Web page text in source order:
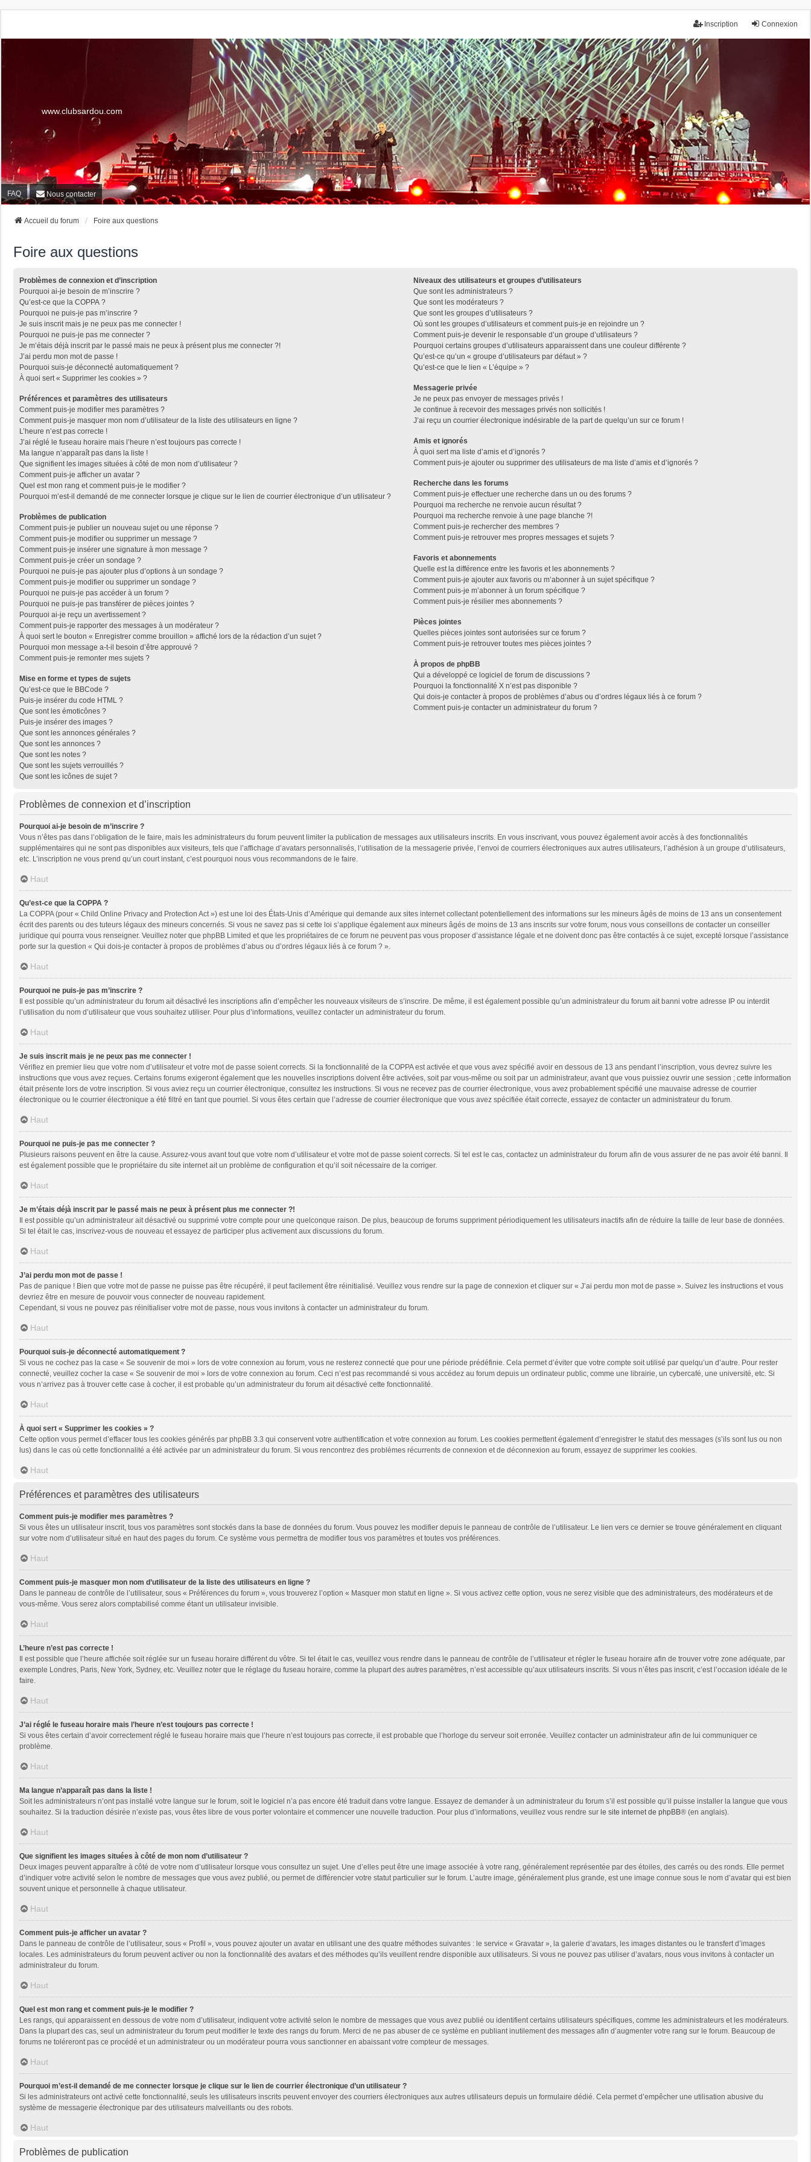
Connexion
Inscription
www.clubsardou.com
FAQ Nous contacter
Accueil du forum Foire aux questions
Foire aux questions
Problèmes de connexion et d’inscription
Pourquoi ai-je besoin de m’inscrire ?
Qu’est-ce que la COPPA ?
Pourquoi ne puis-je pas m’inscrire ?
Je suis inscrit mais je ne peux pas me connecter !
Pourquoi ne puis-je pas me connecter ?
Je m’étais déjà inscrit par le passé mais ne peux à présent plus me connecter ?!
J’ai perdu mon mot de passe !
Pourquoi suis-je déconnecté automatiquement ?
À quoi sert « Supprimer les cookies » ?
Préférences et paramètres des utilisateurs
Comment puis-je modifier mes paramètres ?
Comment puis-je masquer mon nom d’utilisateur de la liste des utilisateurs en ligne ?
L’heure n’est pas correcte !
J’ai réglé le fuseau horaire mais l’heure n’est toujours pas correcte !
Ma langue n’apparaît pas dans la liste !
Que signifient les images situées à côté de mon nom d’utilisateur ?
Comment puis-je afficher un avatar ?
Quel est mon rang et comment puis-je le modifier ?
Pourquoi m’est-il demandé de me connecter lorsque je clique sur le lien de courrier électronique d’un utilisateur ?
Problèmes de publication
Comment puis-je publier un nouveau sujet ou une réponse ?
Comment puis-je modifier ou supprimer un message ?
Comment puis-je insérer une signature à mon message ?
Comment puis-je créer un sondage ?
Pourquoi ne puis-je pas ajouter plus d’options à un sondage ?
Comment puis-je modifier ou supprimer un sondage ?
Pourquoi ne puis-je pas accéder à un forum ?
Pourquoi ne puis-je pas transférer de pièces jointes ?
Pourquoi ai-je reçu un avertissement ?
Comment puis-je rapporter des messages à un modérateur ?
À quoi sert le bouton « Enregistrer comme brouillon » affiché lors de la rédaction d’un sujet ?
Pourquoi mon message a-t-il besoin d’être approuvé ?
Comment puis-je remonter mes sujets ?
Mise en forme et types de sujets
Qu’est-ce que le BBCode ?
Puis-je insérer du code HTML ?
Que sont les émoticônes ?
Puis-je insérer des images ?
Que sont les annonces générales ?
Que sont les annonces ?
Que sont les notes ?
Que sont les sujets verrouillés ?
Que sont les icônes de sujet ?
Niveaux des utilisateurs et groupes d’utilisateurs
Que sont les administrateurs ?
Que sont les modérateurs ?
Que sont les groupes d’utilisateurs ?
Où sont les groupes d’utilisateurs et comment puis-je en rejoindre un ?
Comment puis-je devenir le responsable d’un groupe d’utilisateurs ?
Pourquoi certains groupes d’utilisateurs apparaissent dans une couleur différente ?
Qu’est-ce qu’un « groupe d’utilisateurs par défaut » ?
Qu’est-ce que le lien « L’équipe » ?
Messagerie privée
Je ne peux pas envoyer de messages privés !
Je continue à recevoir des messages privés non sollicités !
J’ai reçu un courrier électronique indésirable de la part de quelqu’un sur ce forum !
Amis et ignorés
À quoi sert ma liste d’amis et d’ignorés ?
Comment puis-je ajouter ou supprimer des utilisateurs de ma liste d’amis et d’ignorés ?
Recherche dans les forums
Comment puis-je effectuer une recherche dans un ou des forums ?
Pourquoi ma recherche ne renvoie aucun résultat ?
Pourquoi ma recherche renvoie à une page blanche ?!
Comment puis-je rechercher des membres ?
Comment puis-je retrouver mes propres messages et sujets ?
Favoris et abonnements
Quelle est la différence entre les favoris et les abonnements ?
Comment puis-je ajouter aux favoris ou m’abonner à un sujet spécifique ?
Comment puis-je m’abonner à un forum spécifique ?
Comment puis-je résilier mes abonnements ?
Pièces jointes
Quelles pièces jointes sont autorisées sur ce forum ?
Comment puis-je retrouver toutes mes pièces jointes ?
À propos de phpBB
Qui a développé ce logiciel de forum de discussions ?
Pourquoi la fonctionnalité X n’est pas disponible ?
Qui dois-je contacter à propos de problèmes d’abus ou d’ordres légaux liés à ce forum ?
Comment puis-je contacter un administrateur du forum ?
Problèmes de connexion et d’inscription
Pourquoi ai-je besoin de m’inscrire ?
Vous n’êtes pas dans l’obligation de le faire, mais les administrateurs du forum peuvent limiter la publication de messages aux utilisateurs inscrits. En vous inscrivant, vous pouvez également avoir accès à des fonctionnalités
supplémentaires qui ne sont pas disponibles aux visiteurs, tels que l’affichage d’avatars personnalisés, l’utilisation de la messagerie privée, l’envoi de courriers électroniques aux autres utilisateurs, l’adhésion à un groupe d’utilisateurs,
etc. L’inscription ne vous prend qu’un court instant, c’est pourquoi nous vous recommandons de le faire.
Haut
Qu’est-ce que la COPPA ?
La COPPA (pour « Child Online Privacy and Protection Act ») est une loi des États-Unis d’Amérique qui demande aux sites internet collectant potentiellement des informations sur les mineurs âgés de moins de 13 ans un consentement
écrit des parents ou des tuteurs légaux des mineurs concernés. Si vous ne savez pas si cette loi s’applique également aux mineurs âgés de moins de 13 ans inscrits sur votre forum, nous vous conseillons de contacter un conseiller
juridique qui pourra vous renseigner. Veuillez noter que phpBB Limited et que les propriétaires de ce forum ne peuvent pas vous proposer d’assistance légale et ne doivent donc pas être contactés à ce sujet, excepté lorsque l’assistance
porte sur la question « Qui dois-je contacter à propos de problèmes d’abus ou d’ordres légaux liés à ce forum ? ».
Haut
Pourquoi ne puis-je pas m’inscrire ?
Il est possible qu’un administrateur du forum ait désactivé les inscriptions afin d’empêcher les nouveaux visiteurs de s’inscrire. De même, il est également possible qu’un administrateur du forum ait banni votre adresse IP ou interdit
l’utilisation du nom d’utilisateur que vous souhaitez utiliser. Pour plus d’informations, veuillez contacter un administrateur du forum.
Haut
Je suis inscrit mais je ne peux pas me connecter !
Vérifiez en premier lieu que votre nom d’utilisateur et votre mot de passe soient corrects. Si la fonctionnalité de la COPPA est activée et que vous avez spécifié avoir en dessous de 13 ans pendant l’inscription, vous devrez suivre les
instructions que vous avez reçues. Certains forums exigeront également que les nouvelles inscriptions doivent être activées, soit par vous-même ou soit par un administrateur, avant que vous puissiez ouvrir une session ; cette information
était présente lors de votre inscription. Si vous aviez reçu un courrier électronique, consultez les instructions. Si vous ne recevez pas de courrier électronique, vous avez probablement spécifié une mauvaise adresse de courrier
électronique ou le courrier électronique a été filtré en tant que pourriel. Si vous êtes certain que l’adresse de courrier électronique que vous avez spécifiée était correcte, essayez de contacter un administrateur du forum.
Haut
Pourquoi ne puis-je pas me connecter ?
Plusieurs raisons peuvent en être la cause. Assurez-vous avant tout que votre nom d’utilisateur et votre mot de passe soient corrects. Si tel est le cas, contactez un administrateur du forum afin de vous assurer de ne pas avoir été banni. Il
est également possible que le propriétaire du site internet ait un problème de configuration et qu’il soit nécessaire de la corriger.
Haut
Je m’étais déjà inscrit par le passé mais ne peux à présent plus me connecter ?!
Il est possible qu’un administrateur ait désactivé ou supprimé votre compte pour une quelconque raison. De plus, beaucoup de forums suppriment périodiquement les utilisateurs inactifs afin de réduire la taille de leur base de données.
Si tel était le cas, inscrivez-vous de nouveau et essayez de participer plus activement aux discussions du forum.
Haut
J’ai perdu mon mot de passe !
Pas de panique ! Bien que votre mot de passe ne puisse pas être récupéré, il peut facilement être réinitialisé. Veuillez vous rendre sur la page de connexion et cliquer sur « J’ai perdu mon mot de passe ». Suivez les instructions et vous
devriez être en mesure de pouvoir vous connecter de nouveau rapidement.
Cependant, si vous ne pouvez pas réinitialiser votre mot de passe, nous vous invitons à contacter un administrateur du forum.
Haut
Pourquoi suis-je déconnecté automatiquement ?
Si vous ne cochez pas la case « Se souvenir de moi » lors de votre connexion au forum, vous ne resterez connecté que pour une période prédéfinie. Cela permet d’éviter que votre compte soit utilisé par quelqu’un d’autre. Pour rester
connecté, veuillez cocher la case « Se souvenir de moi » lors de votre connexion au forum. Ceci n’est pas recommandé si vous accédez au forum depuis un ordinateur public, comme une librairie, un cybercafé, une université, etc. Si
vous n’arrivez pas à trouver cette case à cocher, il est probable qu’un administrateur du forum ait désactivé cette fonctionnalité.
Haut
À quoi sert « Supprimer les cookies » ?
Cette option vous permet d’effacer tous les cookies générés par phpBB 3.3 qui conservent votre authentification et votre connexion au forum. Les cookies permettent également d’enregistrer le statut des messages (s’ils sont lus ou non
lus) dans le cas où cette fonctionnalité a été activée par un administrateur du forum. Si vous rencontrez des problèmes récurrents de connexion et de déconnexion au forum, essayez de supprimer les cookies.
Haut
Préférences et paramètres des utilisateurs
Comment puis-je modifier mes paramètres ?
Si vous êtes un utilisateur inscrit, tous vos paramètres sont stockés dans la base de données du forum. Vous pouvez les modifier depuis le panneau de contrôle de l’utilisateur. Le lien vers ce dernier se trouve généralement en cliquant
sur votre nom d’utilisateur situé en haut des pages du forum. Ce système vous permettra de modifier tous vos paramètres et toutes vos préférences.
Haut
Comment puis-je masquer mon nom d’utilisateur de la liste des utilisateurs en ligne ?
Dans le panneau de contrôle de l’utilisateur, sous « Préférences du forum », vous trouverez l’option « Masquer mon statut en ligne ». Si vous activez cette option, vous ne serez visible que des administrateurs, des modérateurs et de
vous-même. Vous serez alors comptabilisé comme étant un utilisateur invisible.
Haut
L’heure n’est pas correcte !
Il est possible que l’heure affichée soit réglée sur un fuseau horaire différent du vôtre. Si tel était le cas, veuillez vous rendre dans le panneau de contrôle de l’utilisateur et régler le fuseau horaire afin de trouver votre zone adéquate, par
exemple Londres, Paris, New York, Sydney, etc. Veuillez noter que le réglage du fuseau horaire, comme la plupart des autres paramètres, n’est accessible qu’aux utilisateurs inscrits. Si vous n’êtes pas inscrit, c’est l’occasion idéale de le
faire.
Haut
J’ai réglé le fuseau horaire mais l’heure n’est toujours pas correcte !
Si vous êtes certain d’avoir correctement réglé le fuseau horaire mais que l’heure n’est toujours pas correcte, il est probable que l’horloge du serveur soit erronée. Veuillez contacter un administrateur afin de lui communiquer ce
problème.
Haut
Ma langue n’apparaît pas dans la liste !
Soit les administrateurs n’ont pas installé votre langue sur le forum, soit le logiciel n’a pas encore été traduit dans votre langue. Essayez de demander à un administrateur du forum s’il est possible qu’il puisse installer la langue que vous
souhaitez. Si la traduction désirée n’existe pas, vous êtes libre de vous porter volontaire et commencer une nouvelle traduction. Pour plus d’informations, veuillez vous rendre sur le site internet de phpBB® (en anglais).
Haut
Que signifient les images situées à côté de mon nom d’utilisateur ?
Deux images peuvent apparaître à côté de votre nom d’utilisateur lorsque vous consultez un sujet. Une d’elles peut être une image associée à votre rang, généralement représentée par des étoiles, des carrés ou des ronds. Elle permet
d’indiquer votre activité selon le nombre de messages que vous avez publié, ou permet de différencier votre statut particulier sur le forum. L’autre image, généralement plus grande, est une image connue sous le nom d’avatar qui est bien
souvent unique et personnelle à chaque utilisateur.
Haut
Comment puis-je afficher un avatar ?
Dans le panneau de contrôle de l’utilisateur, sous « Profil », vous pouvez ajouter un avatar en utilisant une des quatre méthodes suivantes : le service « Gravatar », la galerie d’avatars, les images distantes ou le transfert d’images
locales. Les administrateurs du forum peuvent activer ou non la fonctionnalité des avatars et des méthodes qu’ils veuillent rendre disponible aux utilisateurs. Si vous ne pouvez pas utiliser d’avatars, nous vous invitons à contacter un
administrateur du forum.
Haut
Quel est mon rang et comment puis-je le modifier ?
Les rangs, qui apparaissent en dessous de votre nom d’utilisateur, indiquent votre activité selon le nombre de messages que vous avez publié ou identifient certains utilisateurs spécifiques, comme les administrateurs et les modérateurs.
Dans la plupart des cas, seul un administrateur du forum peut modifier le texte des rangs du forum. Merci de ne pas abuser de ce système en publiant inutilement des messages afin d’augmenter votre rang sur le forum. Beaucoup de
forums ne toléreront pas ce procédé et un administrateur ou un modérateur pourra vous sanctionner en abaissant votre compteur de messages.
Haut
Pourquoi m’est-il demandé de me connecter lorsque je clique sur le lien de courrier électronique d’un utilisateur ?
Si les administrateurs ont activé cette fonctionnalité, seuls les utilisateurs inscrits peuvent envoyer des courriers électroniques aux autres utilisateurs depuis un formulaire dédié. Cela permet d’empêcher une utilisation abusive du
système de messagerie électronique par des utilisateurs malveillants ou des robots.
Haut
Problèmes de publication